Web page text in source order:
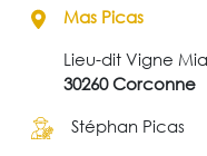
Mas Picas
Lieu-dit Vigne
30260 Corconne
Stéphan Picas